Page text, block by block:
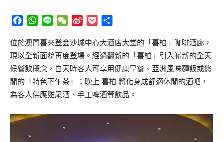
Facebook
WhatsApp
Line WeChat
Sina
Pocket
位於澳門喜來登金沙城中心大酒店大堂的「喜柏」咖啡酒廊，
現以全新面貌再度登場。經過翻新的「喜柏」引入嶄新的全天
候餐飲概念，白天時客人可享用健康早餐、亞洲風味麵飯或悠
閒的「特色下午茶」；晚上 喜柏 將化身成舒適休閒的酒吧，
為客人供應雞尾酒、手工啤酒等飲品。